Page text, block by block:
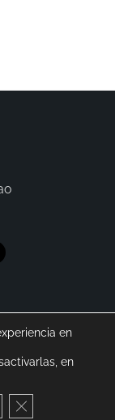
en
en
Cerrar el banner